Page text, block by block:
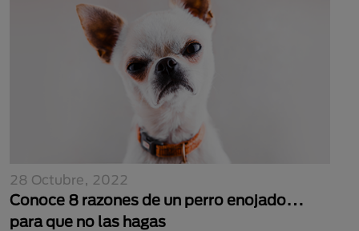
28 Octubre, 2022
Conoce 8 razones de un perro enojado…
para que no las hagas